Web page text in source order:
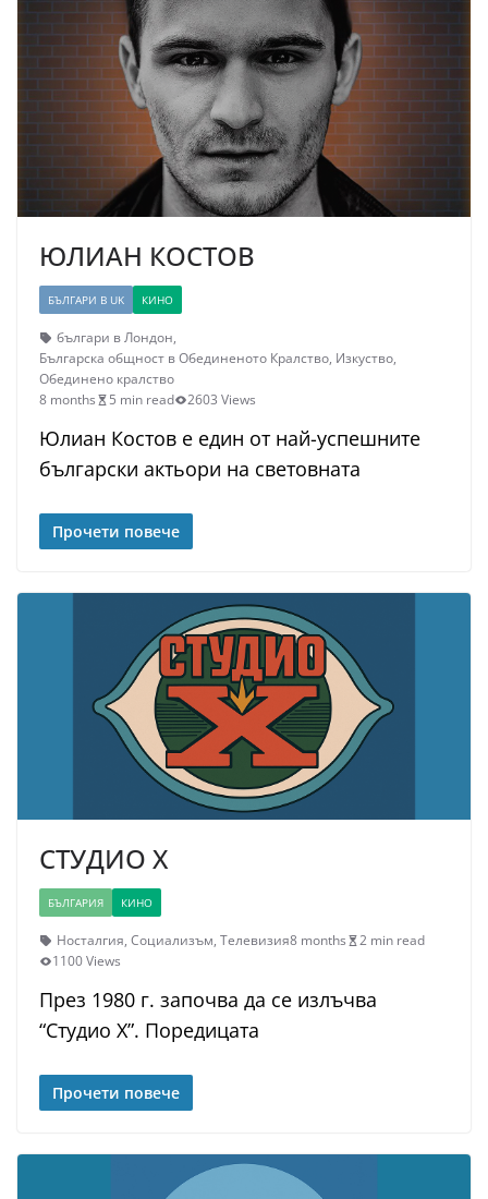
ЮЛИАН КОСТОВ
БЪЛГАРИ В UK КИНО
българи в Лондон,
Българска общност в Обединеното Кралство, Изкуство,
Обединено кралство
8 months
5 min read 2603 Views
Юлиан Костов е един от най-успешните
български актьори на световната
Прочети повече
СТУДИО X
БЪЛГАРИЯ КИНО
Носталгия, Социализъм, Телевизия8 months
2 min read
1100 Views
През 1980 г. започва да се излъчва
“Студио Х”. Поредицата
Прочети повече